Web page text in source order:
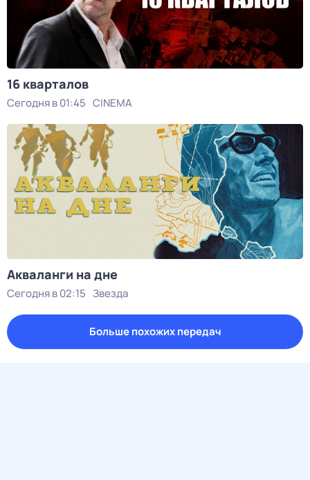
16 кварталов
Сегодня в 01:45 CINEMA
Акваланги на дне
Сегодня в 02:15 Звезда
Больше похожих передач